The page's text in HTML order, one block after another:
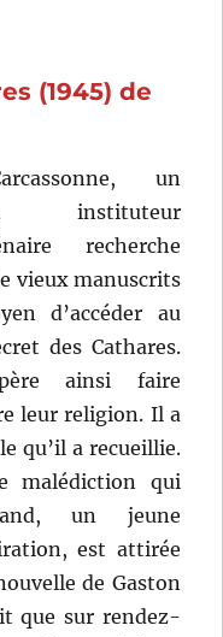
(1945) de
un
instituteur
recherche
vieux manuscrits
d’accéder au
des Cathares.
ainsi faire
leur religion. Il a
qu’il a recueillie.
malédiction qui
un jeune
est attirée
de Gaston
que sur rendez-